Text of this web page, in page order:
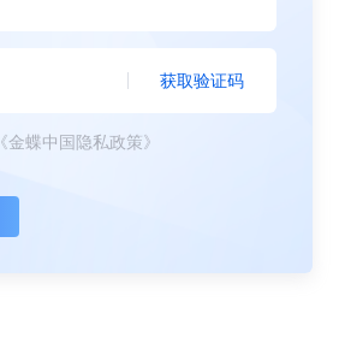
获取验证码
《金蝶中国隐私政策》